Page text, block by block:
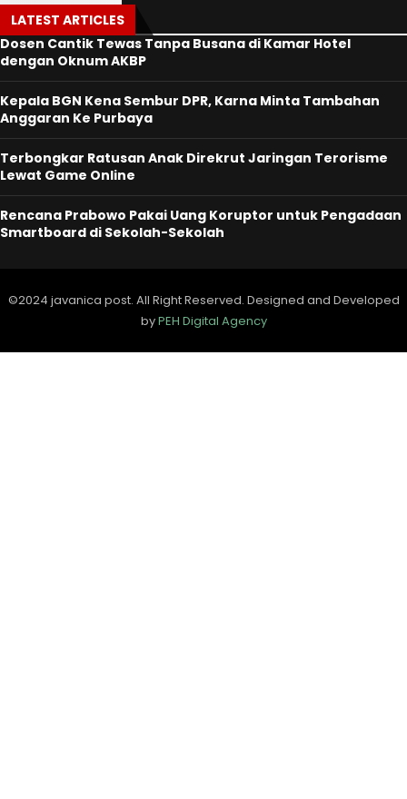
LATEST ARTICLES
Dosen Cantik Tewas Tanpa Busana di Kamar Hotel
dengan Oknum AKBP
Kepala BGN Kena Sembur DPR, Karna Minta Tambahan
Anggaran Ke Purbaya
Terbongkar Ratusan Anak Direkrut Jaringan Terorisme
Lewat Game Online
Rencana Prabowo Pakai Uang Koruptor untuk Pengadaan
Smartboard di Sekolah-Sekolah
©2024 javanica post. All Right Reserved. Designed and Developed
byPEH Digital Agency